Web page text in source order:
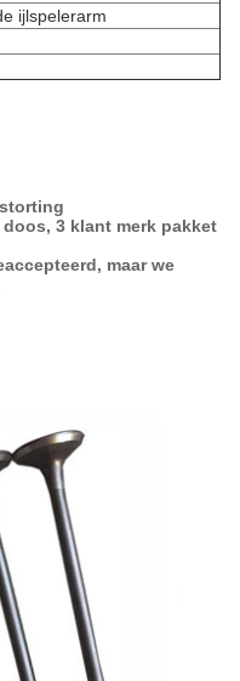
ijlspelerarm
3 klant merk pakket
maar we